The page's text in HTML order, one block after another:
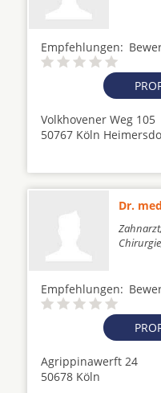
Empfehlungen:
Volkhovener Weg 105
50767 Köln
Dr.
Empfehlungen:
Agrippinawerft 24
50678 Köln